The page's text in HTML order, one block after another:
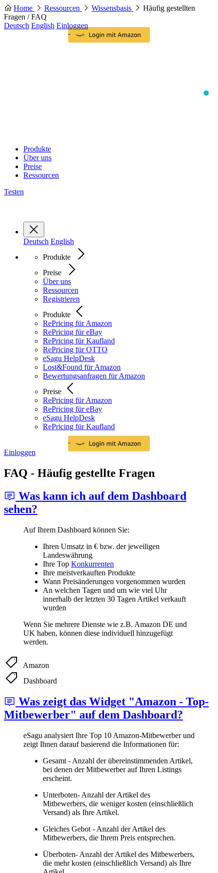
Home Ressourcen Wissensbasis
Häufig gestellten
Fragen / FAQ
Deutsch English Einloggen
Produkte
Über uns
Preise
Ressourcen
Testen
Deutsch English
Produkte
Preise
Über uns
Ressourcen
Registrieren
Produkte
RePricing für Amazon
RePricing für eBay
RePricing für Kaufland
RePricing für OTTO
eSagu HelpDesk
Lost&Found für Amazon
Bewertungsanfragen für Amazon
Preise
RePricing für Amazon
RePricing für eBay
eSagu HelpDesk
RePricing für Kaufland
Einloggen
FAQ - Häufig gestellte Fragen
Was kann ich auf dem Dashboard
sehen?
Auf Ihrem Dashboard können Sie:
Ihren Umsatz in € bzw. der jeweiligen
Landeswährung
Ihre Top Konkurrenten
Ihre meistverkauften Produkte
Wann Preisänderungen vorgenommen wurden
An welchen Tagen und um wie viel Uhr
innerhalb der letzten 30 Tagen Artikel verkauft
wurden
Wenn Sie mehrere Dienste wie z.B. Amazon DE und
UK haben, können diese individuell hinzugefügt
werden.
Amazon
Dashboard
Was zeigt das Widget "Amazon - Top-
Mitbewerber" auf dem Dashboard?
eSagu analysiert Ihre Top 10 Amazon-Mitbewerber und
zeigt Ihnen darauf basierend die Informationen für:
Gesamt - Anzahl der übereinstimmenden Artikel,
bei denen der Mitbewerber auf Ihren Listings
erscheint.
Unterboten- Anzahl der Artikel des
Mitbewerbers, die weniger kosten (einschließlich
Versand) als Ihre Artikel.
Gleiches Gebot - Anzahl der Artikel des
Mitbewerbers, die Ihrem Preis entsprechen.
Überboten- Anzahl der Artikel des Mitbewerbers,
die mehr kosten (einschließlich Versand) als Ihre